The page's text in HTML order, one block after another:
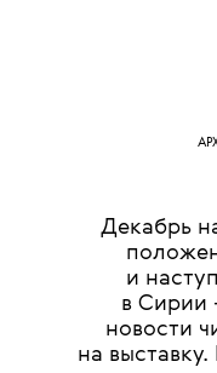
Декабрь
и
в Сирии
новости
на